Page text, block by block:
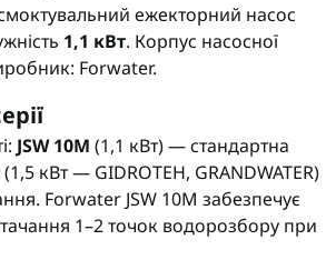
ежекторний насос
1,1 кВт. Корпус насосної
Forwater.
JSW 10M (1,1 кВт) — стандартна
(1,5 кВт — GIDROTEH, GRANDWATER)
Forwater JSW 10M забезпечує
1–2 точок водорозбору при